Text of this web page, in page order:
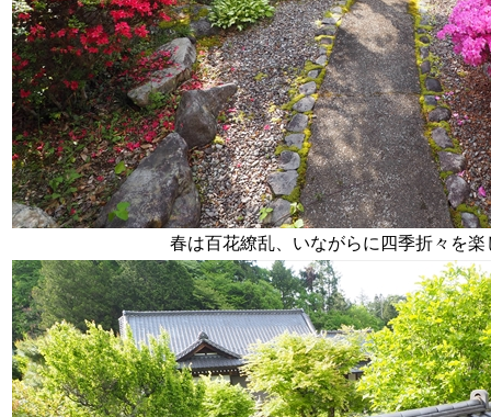
春は百花繚乱、いながらに四季折々を楽